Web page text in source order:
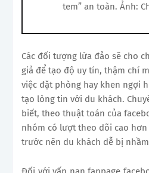
tem” an toàn. Ảnh:
Các đối tượng lừa đảo sẽ cho
giả để tạo độ uy tín, thậm chí
việc đặt phòng hay khen ngợi
tạo lòng tin với du khách.
biết, theo thuật toán của
nhóm có lượt theo dõi cao
trước nên du khách dễ bị